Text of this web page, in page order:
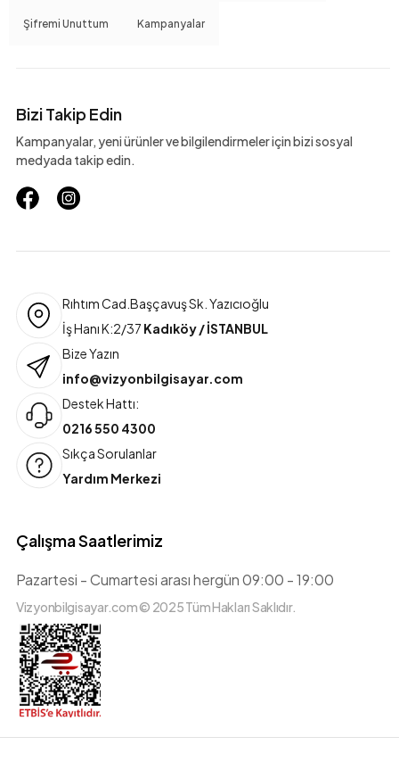
Şifremi Unuttum Kampanyalar
Bizi Takip Edin
Kampanyalar, yeni ürünler ve bilgilendirmeler için bizi sosyal
medyada takip edin.
Rıhtım Cad.Başçavuş Sk. Yazıcıoğlu
İş Hanı K:2/37 Kadıköy / İSTANBUL
Bize Yazın
info@vizyonbilgisayar.com
Destek Hattı:
0216 550 4300
Sıkça Sorulanlar
Yardım Merkezi
Çalışma Saatlerimiz
Pazartesi - Cumartesi arası hergün 09:00 - 19:00
Vizyonbilgisayar.com © 2025 Tüm Hakları Saklıdır.